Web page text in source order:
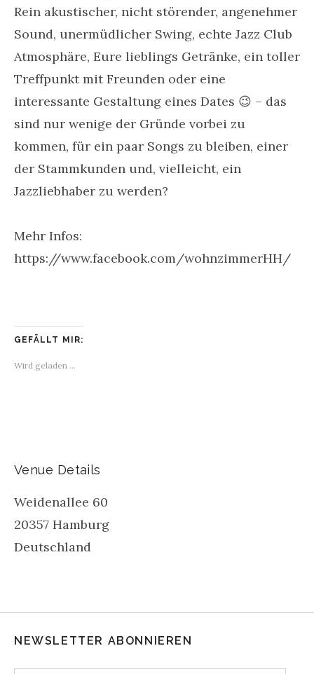
Rein akustischer, nicht störender, angenehmer
Sound, unermüdlicher Swing, echte Jazz Club
Atmosphäre, Eure lieblings Getränke, ein toller
Treffpunkt mit Freunden oder eine
interessante Gestaltung eines Dates 😉 – das
sind nur wenige der Gründe vorbei zu
kommen, für ein paar Songs zu bleiben, einer
der Stammkunden und, vielleicht, ein
Jazzliebhaber zu werden?
Mehr Infos:
https://www.facebook.com/wohnzimmerHH/
GEFÄLLT MIR:
Wird geladen …
Venue Details
Weidenallee 60
20357 Hamburg
Deutschland
NEWSLETTER ABONNIEREN